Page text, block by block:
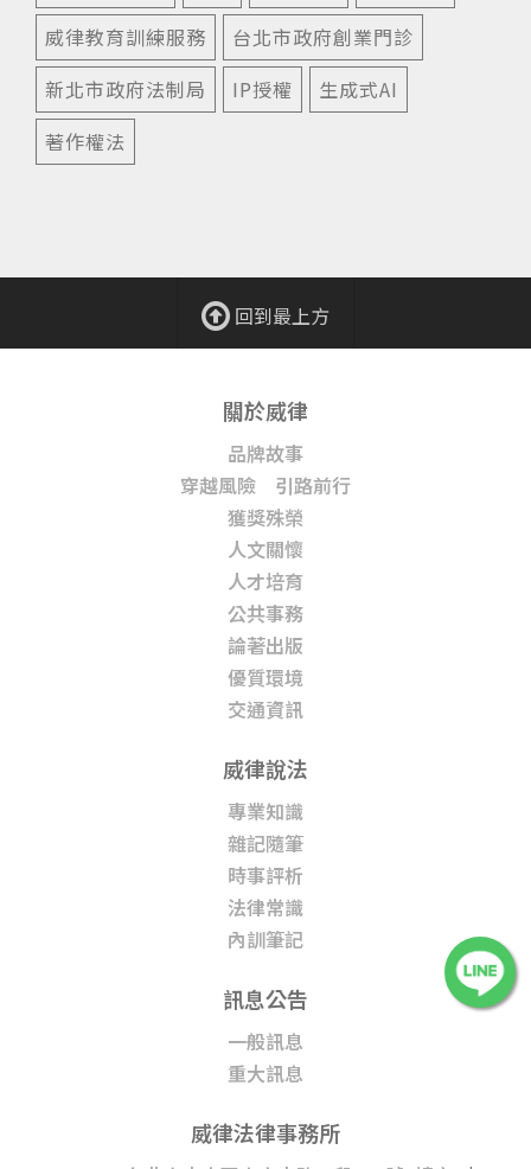
威律教育訓練服務
台北市政府創業門診
新北市政府法制局
IP授權
生成式AI
著作權法
回到最上方
關於威律
品牌故事
穿越風險 引路前行
獲獎殊榮
人文關懷
人才培育
公共事務
論著出版
優質環境
交通資訊
威律說法
專業知識
雜記隨筆
時事評析
法律常識
內訓筆記
訊息公告
一般訊息
重大訊息
威律法律事務所